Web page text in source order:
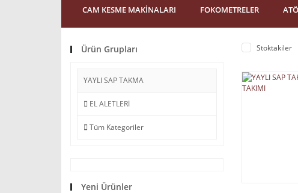
CAM KESME MAKİNALARI FOKOMETRELER
Ürün Grupları
YAYLI SAP TAKMA
EL ALETLERİ
Tüm Kategoriler
Yeni Ürünler
Stoktakiler